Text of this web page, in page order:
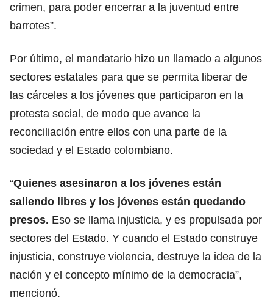
crimen, para poder encerrar a la juventud entre
barrotes”.
Por último, el mandatario hizo un llamado a algunos
sectores estatales para que se permita liberar de
las cárceles a los jóvenes que participaron en la
protesta social, de modo que avance la
reconciliación entre ellos con una parte de la
sociedad y el Estado colombiano.
“Quienes asesinaron a los jóvenes están
saliendo libres y los jóvenes están quedando
presos. Eso se llama injusticia, y es propulsada por
sectores del Estado. Y cuando el Estado construye
injusticia, construye violencia, destruye la idea de la
nación y el concepto mínimo de la democracia”,
mencionó.